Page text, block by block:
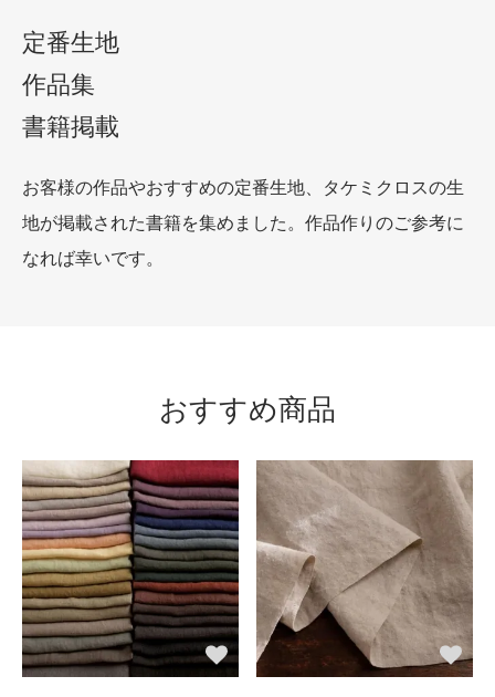
定番生地
作品集
書籍掲載
お客様の作品やおすすめの定番生地、タケミクロスの生
地が掲載された書籍を集めました。作品作りのご参考に
なれば幸いです。
おすすめ商品